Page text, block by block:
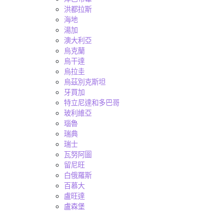
洪都拉斯
海地
湯加
澳大利亞
烏克蘭
烏干達
烏拉圭
烏茲別克斯坦
牙買加
特立尼達和多巴哥
玻利維亞
瑙魯
瑞典
瑞士
瓦努阿圖
留尼旺
白俄羅斯
百慕大
盧旺達
盧森堡